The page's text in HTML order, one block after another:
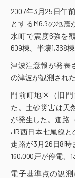
新潟県
刈
富
滑
射
射
石川県
珠
羽
中
か
震度4
2007年3月25日午
とするM6.9の地
水町で震度6強を
609棟、半壊1,368
津波注意報が発表
の津波が観測された
門前町地区（旧
た。土砂災害は天
が発生した。道路
JR西日本七尾線と
走路が3月26日8時
160,000戸が停電、
電子基準点の観